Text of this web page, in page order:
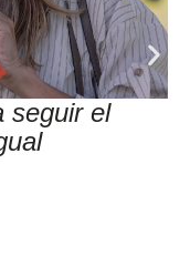
seguir el